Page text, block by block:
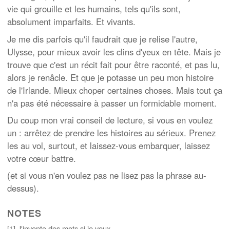
vie qui grouille et les humains, tels qu'ils sont,
absolument imparfaits. Et vivants.
Je me dis parfois qu'il faudrait que je relise l'autre,
Ulysse, pour mieux avoir les clins d'yeux en tête. Mais je
trouve que c'est un récit fait pour être raconté, et pas lu,
alors je renâcle. Et que je potasse un peu mon histoire
de l'Irlande. Mieux choper certaines choses. Mais tout ça
n'a pas été nécessaire à passer un formidable moment.
Du coup mon vrai conseil de lecture, si vous en voulez
un : arrêtez de prendre les histoires au sérieux. Prenez
les au vol, surtout, et laissez-vous embarquer, laissez
votre cœur battre.
(et si vous n'en voulez pas ne lisez pas la phrase au-
dessus).
NOTES